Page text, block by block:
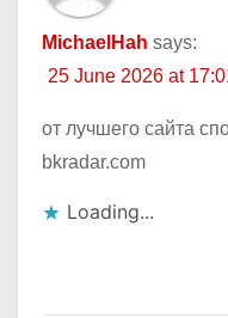
MichaelHah says:
25 June 2026 at
от лучшего сайта
bkradar.com
Loading...